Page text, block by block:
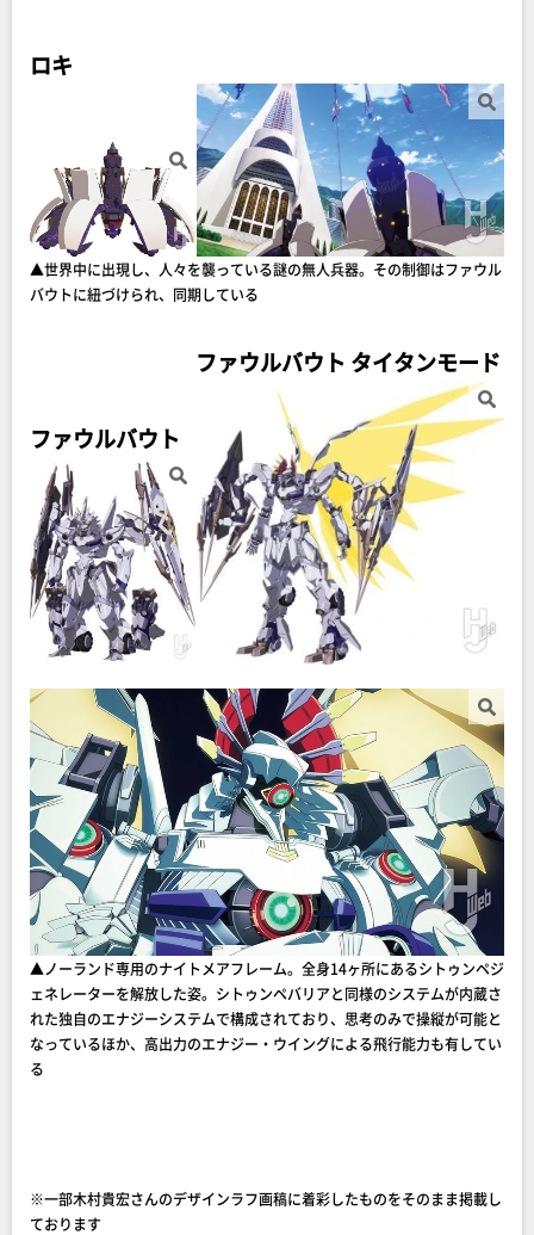
ロキ
▲世界中に出現し、人々を襲っている謎の無人兵器。その制御はファウル
バウトに紐づけられ、同期している
ファウルバウト
ファウルバウト タイタンモード
▲ノーランド専用のナイトメアフレーム。全身14ヶ所にあるシトゥンペジ
ェネレーターを解放した姿。シトゥンペバリアと同様のシステムが内蔵さ
れた独自のエナジーシステムで構成されており、思考のみで操縦が可能と
なっているほか、高出力のエナジー・ウイングによる飛行能力も有してい
る
※一部木村貴宏さんのデザインラフ画稿に着彩したものをそのまま掲載し
ております